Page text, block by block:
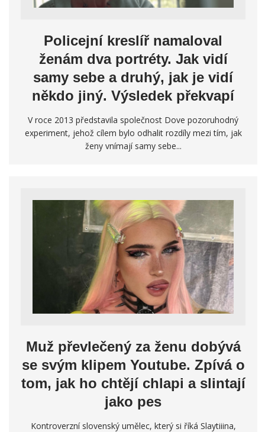
Policejní kreslíř namaloval
ženám dva portréty. Jak vidí
samy sebe a druhý, jak je vidí
někdo jiný. Výsledek překvapí
V roce 2013 představila společnost Dove pozoruhodný
experiment, jehož cílem bylo odhalit rozdíly mezi tím, jak
ženy vnímají samy sebe...
Muž převlečený za ženu dobývá
se svým klipem Youtube. Zpívá o
tom, jak ho chtějí chlapi a slintají
jako pes
Kontroverzní slovenský umělec, který si říká Slaytiiina,